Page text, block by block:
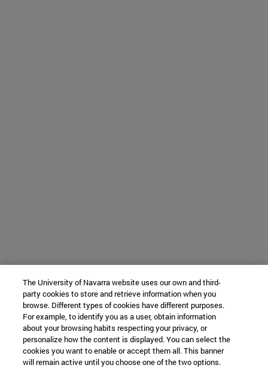
The University of Navarra website uses our own and third-
party cookies to store and retrieve information when you
browse. Different types of cookies have different purposes.
For example, to identify you as a user, obtain information
about your browsing habits respecting your privacy, or
personalize how the content is displayed. You can select the
cookies you want to enable or accept them all. This banner
will remain active until you choose one of the two options.